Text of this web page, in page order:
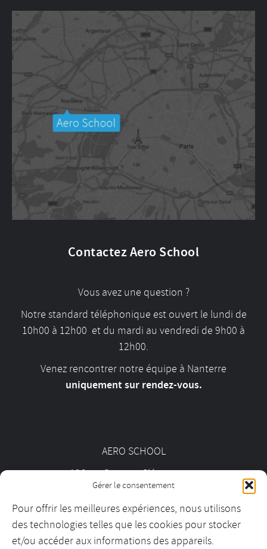
Gérer le consentement
Pour offrir les meilleures expériences, nous utilisons
des technologies telles que les cookies pour stocker
et/ou accéder aux informations des appareils.
Contactez Aero School
Vous avez une question ?
Notre standard téléphonique est ouvert le lundi de
10h00 à 12h00 et du mardi au vendredi de 9h00 à
12h00.
Venez rencontrer notre équipe à Nanterre
uniquement sur rendez-vous.
AERO SCHOOL
126 av. Georges Clémenceau
01 55 69 19 30